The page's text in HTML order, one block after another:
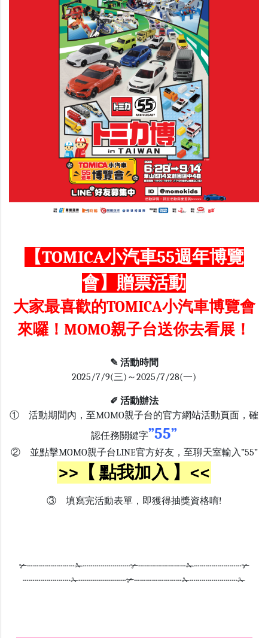
【TOMICA小汽車55週年博覽
會】贈票活動
大家最喜歡的TOMICA小汽車博覽會
來囉！MOMO親子台送你去看展！
✎ 活動時間
2025/7/9(三)～2025/7/28(一)
✐ 活動辦法
① 活動期間內，至MOMO親子台的官方網站活動頁面，確
認任務關鍵字”55”
② 並點擊MOMO親子台LINE官方好友，至聊天室輸入”55”
>>【 點我加入 】<<
③ 填寫完活動表單，即獲得抽獎資格唷!
✃┄┄┄┄┄┄┄┄✁┄┄┄┄┄┄┄┄✃┄┄┄┄┄┄┄┄✁┄┄┄┄┄┄┄┄✃
┄┄┄┄┄┄┄┄✁┄┄┄┄┄┄┄┄✃┄┄┄┄┄┄┄┄✁┄┄┄┄┄┄┄┄✁